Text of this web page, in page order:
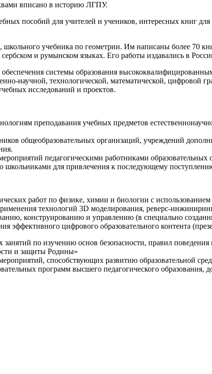
вписано в историю ЛГПУ.
пособий для учителей и учеников, интересных книг
учебника по геометрии. Им написаны более 70
и румынском языках. Его работы издавались в
обеспечения системы образования
научной, технологической, математической, цифровой
исследований и проектов.
преподавания учебных предметов
общеобразовательных организаций, учреждений
педагогическими работниками
школьниками для привлечения к последующему
работ по физике, химии и биологии с
технологий 3D моделирования, реверс-
конструированию и управлению (в специально
эффективного цифрового образовательного контента
по изучению основ безопасности, правил
и защиты Родины»
способствующих развитию образовательной
программ высшего педагогического